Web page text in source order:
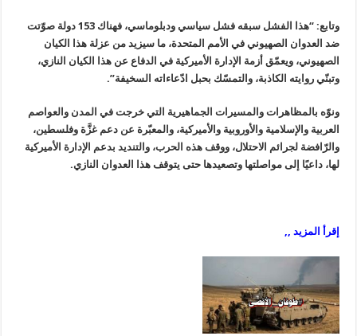
وتابع: “هذا الفشل سبقه فشل سياسي ودبلوماسي، فهناك 153 دولة صوّتت
ضد العدوان الصهيوني في الأمم المتحدة، ما سيزيد من عزلة هذا الكيان
الصهيوني، ويعمّق أزمة الإدارة الأميركية في الدفاع عن هذا الكيان النازي،
وتبنّي روايته الكاذبة، والتمسّك بحبل ادّعاءاته السخيفة”.
ونوّه بالمظاهرات والمسيرات الجماهيرية التي خرجت في المدن والعواصم
العربية والإسلامية والأوروبية والأميركية، والمعبّرة عن دعم غزَّة وفلسطين،
والرّافضة لجرائم الاحتلال، ووقف هذه الحرب، والتنديد بدعم الإدارة الأميركية
لها، داعيًا إلى مواصلتها وتصعيدها حتى يتوقف هذا العدوان النازي.
إقرأ المزيد ,,